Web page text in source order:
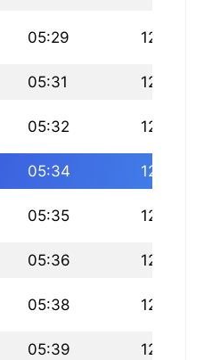
05:29 12:56
05:31 12:56
05:32 12:56
05:34 12:56
05:35 12:55
05:36 12:55
05:38 12:55
05:39 12:55